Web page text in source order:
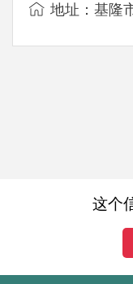
地址：基隆
这个